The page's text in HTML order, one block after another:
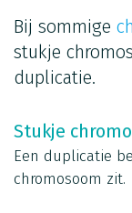
Bij sommige
stukje
duplicatie.
Stukje
Een duplicatie
chromosoom zit.